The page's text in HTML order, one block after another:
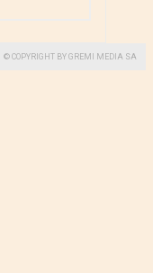
© COPYRIGHT BY GREMI MEDIA SA